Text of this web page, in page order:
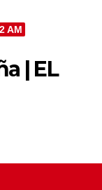
AM
| EL